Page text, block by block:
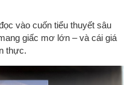
vào cuốn tiểu thuyết sâu
giấc mơ lớn – và cái giá
thực.